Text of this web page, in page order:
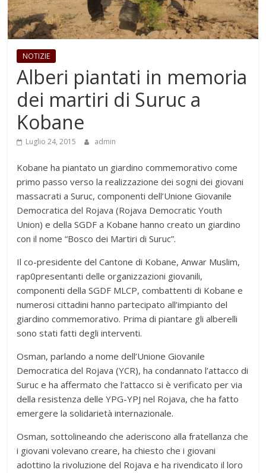
NOTIZIE
Alberi piantati in memoria
dei martiri di Suruc a
Kobane
Luglio 24, 2015 admin
Kobane ha piantato un giardino commemorativo come
primo passo verso la realizzazione dei sogni dei giovani
massacrati a Suruc, componenti dell’Unione Giovanile
Democratica del Rojava (Rojava Democratic Youth
Union) e della SGDF a Kobane hanno creato un giardino
con il nome “Bosco dei Martiri di Suruc”.
Il co-presidente del Cantone di Kobane, Anwar Muslim,
rap0presentanti delle organizzazioni giovanili,
componenti della SGDF MLCP, combattenti di Kobane e
numerosi cittadini hanno partecipato all’impianto del
giardino commemorativo. Prima di piantare gli alberelli
sono stati fatti degli interventi.
Osman, parlando a nome dell’Unione Giovanile
Democratica del Rojava (YCR), ha condannato l’attacco di
Suruc e ha affermato che l’attacco si è verificato per via
della resistenza delle YPG-YPJ nel Rojava, che ha fatto
emergere la solidarietà internazionale.
Osman, sottolineando che aderiscono alla fratellanza che
i giovani volevano creare, ha chiesto che i giovani
adottino la rivoluzione del Rojava e ha rivendicato il loro